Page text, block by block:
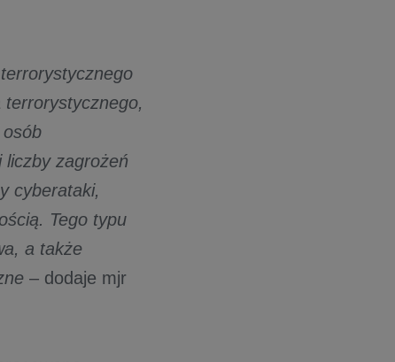
terrorystycznego,
zagrożeń
cyberataki,
Tego typu
a także
– dodaje mjr